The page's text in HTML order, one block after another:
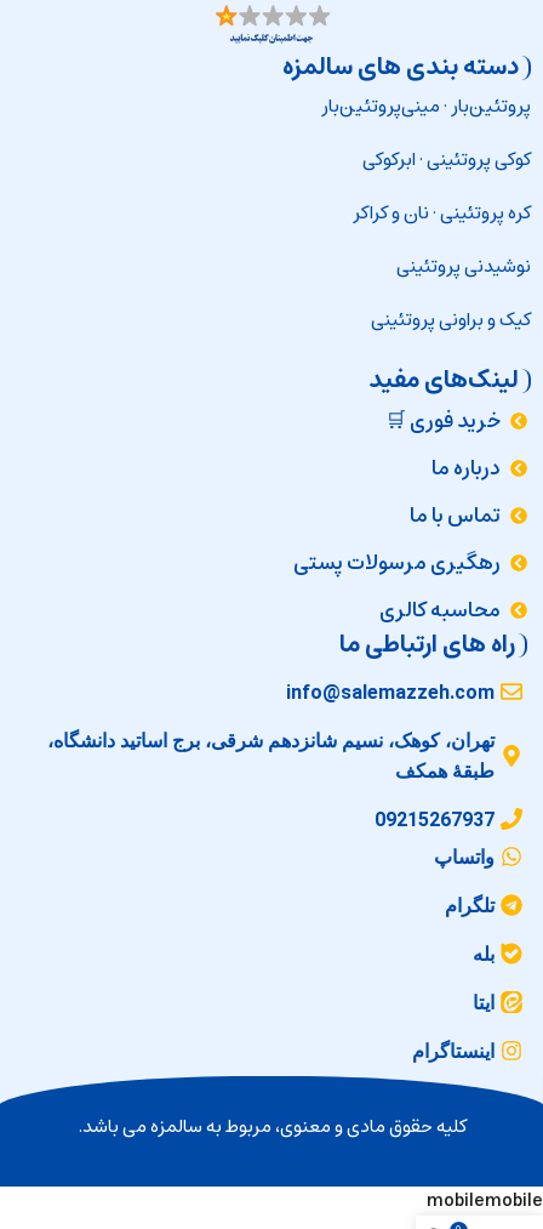
دسته بندی های سالمزه
پروتئین‌بار·مینی‌پروتئین‌بار
کوکی پروتئینی·ابرکوکی
کره پروتئینی·نان و کراکر
نوشیدنی پروتئینی
کیک و براونی پروتئینی
لینک‌های مفید
خرید فوری 🛒
درباره ما
تماس با ما
رهگیری مرسولات پستی
محاسبه کالری
راه های ارتباطی ما
info@salemazzeh.com
تهران، کوهک، نسیم شانزدهم شرقی، برج اساتید دانشگاه،
طبقهٔ همکف
09215267937
واتساپ
تلگرام
بله
ایتا
اینستاگرام
کلیه حقوق مادی و معنوی‌، مربوط به سالمزه می باشد.